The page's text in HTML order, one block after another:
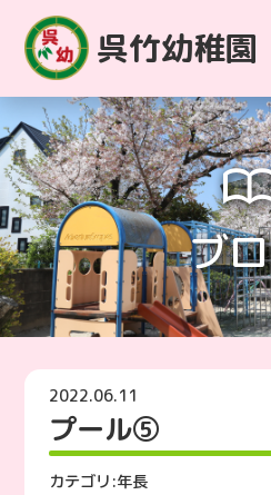
呉竹幼稚園
ブ
2022.06.11
プール⑤
カテゴリ:年長